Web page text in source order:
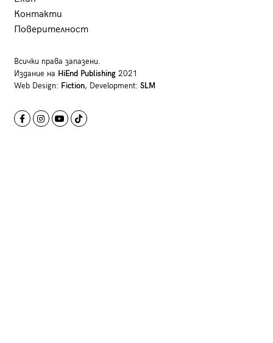
Контакти
Поверителност
Всички права запазени.
Издание на HiEnd Publishing2021
Web Design: Fiction, Development: SLM